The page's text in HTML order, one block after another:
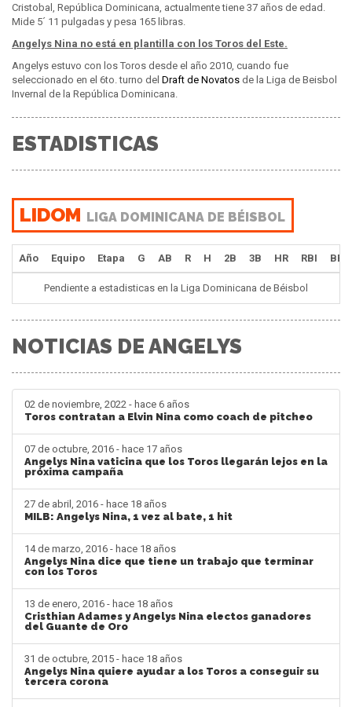
Cristobal, República Dominicana, actualmente tiene 37 años de edad.
Mide 5´ 11 pulgadas y pesa 165 libras.
Angelys Nina no está en plantilla con los Toros del Este.
Angelys estuvo con los Toros desde el año 2010, cuando fue
seleccionado en el 6to. turno del Draft de Novatos de la Liga de Beisbol
Invernal de la República Dominicana.
ESTADISTICAS
LIDOM LIGA DOMINICANA DE BÉISBOL
Año Equipo Etapa G AB R H 2B 3B HR RBI BB
Pendiente a estadisticas en la Liga Dominicana de Béisbol
NOTICIAS DE ANGELYS
02 de noviembre, 2022 - hace 6 años
Toros contratan a Elvin Nina como coach de pitcheo
07 de octubre, 2016 - hace 17 años
Angelys Nina vaticina que los Toros llegarán lejos en la
próxima campaña
27 de abril, 2016 - hace 18 años
MILB: Angelys Nina, 1 vez al bate, 1 hit
14 de marzo, 2016 - hace 18 años
Angelys Nina dice que tiene un trabajo que terminar
con los Toros
13 de enero, 2016 - hace 18 años
Cristhian Adames y Angelys Nina electos ganadores
del Guante de Oro
31 de octubre, 2015 - hace 18 años
Angelys Nina quiere ayudar a los Toros a conseguir su
tercera corona